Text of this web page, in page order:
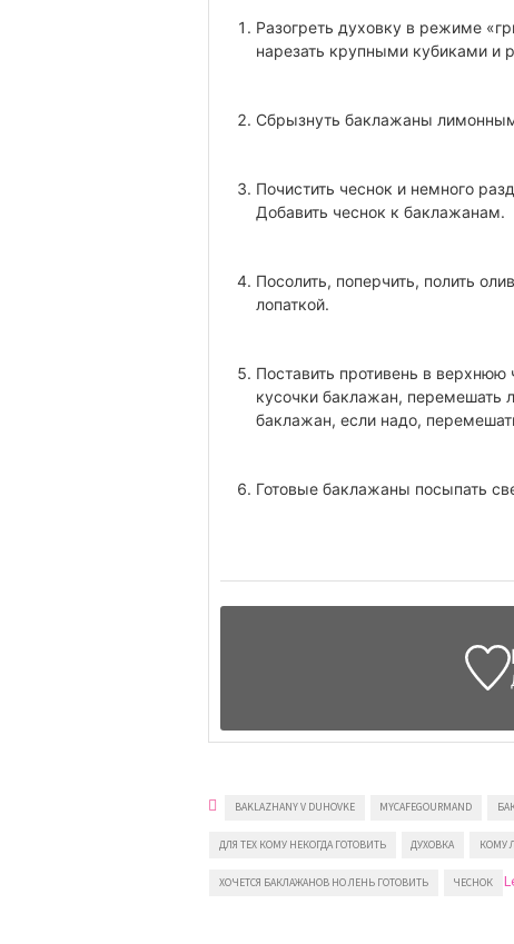
Разогреть духовку в режиме
нарезать крупными кубиками и
Сбрызнуть баклажаны
Почистить чеснок и немного
Добавить чеснок к баклажанам.
Посолить, поперчить, полить
лопаткой.
Поставить противень в верхнюю
кусочки баклажан, перемешать
баклажан, если надо,
Готовые баклажаны посыпать
BAKLAZHANY V DUHOVKE MYCAFEGOURMAND
ДЛЯ ТЕХ КОМУ НЕКОГДА ГОТОВИТЬ ДУХОВКА КОМУ
ХОЧЕТСЯ БАКЛАЖАНОВ НО ЛЕНЬ ГОТОВИТЬ ЧЕСНОК